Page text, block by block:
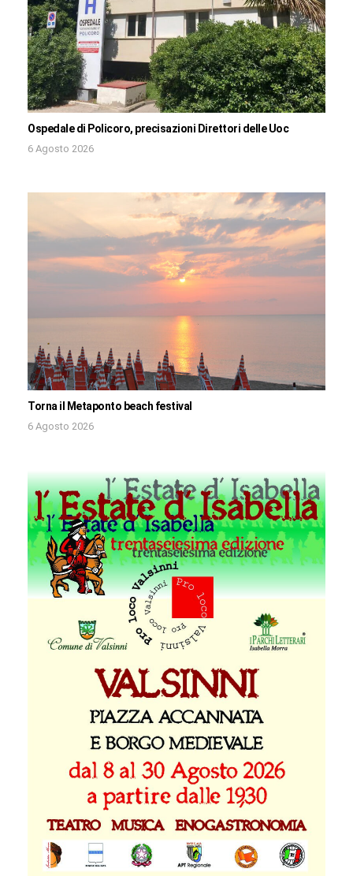
Ospedale di Policoro, precisazioni Direttori delle Uoc
6 Agosto 2026
Torna il Metaponto beach festival
6 Agosto 2026